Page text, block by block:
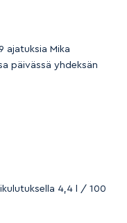
ajatuksia Mika
päivässä yhdeksän
4,4 l / 100